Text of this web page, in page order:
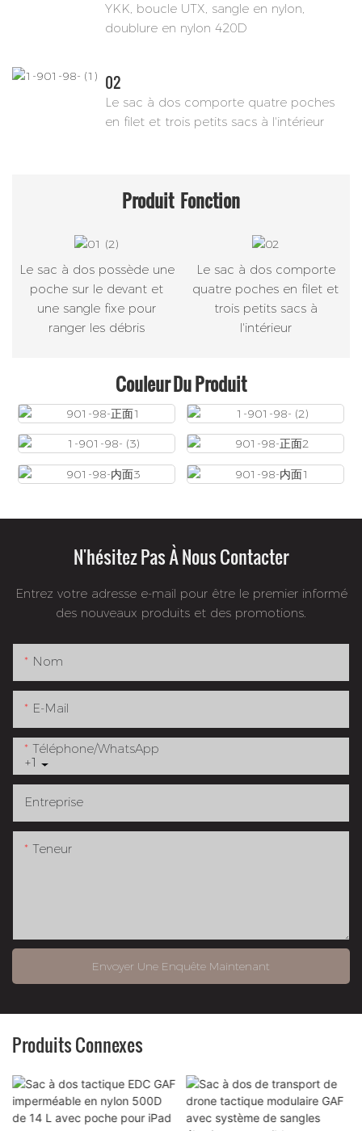
YKK, boucle UTX, sangle en nylon,
doublure en nylon 420D
02
Le sac à dos comporte quatre poches
en filet et trois petits sacs à l'intérieur
Produit Fonction
Le sac à dos possède une
poche sur le devant et
une sangle fixe pour
ranger les débris
Le sac à dos comporte
quatre poches en filet et
trois petits sacs à
l'intérieur
Couleur Du Produit
N'hésitez Pas À Nous Contacter
Entrez votre adresse e-mail pour être le premier informé
des nouveaux produits et des promotions.
Nom
E-Mail
+1
Téléphone/WhatsApp
Entreprise
Teneur
Envoyer Une Enquête Maintenant
Produits Connexes